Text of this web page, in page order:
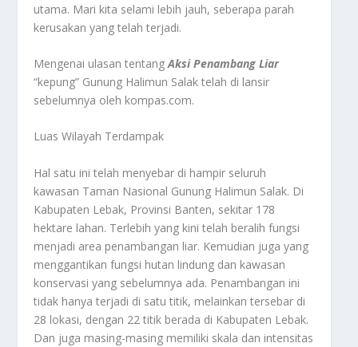
utama. Mari kita selami lebih jauh, seberapa parah
kerusakan yang telah terjadi.
Mengenai ulasan tentangAksi Penambang Liar
“kepung” Gunung Halimun Salak telah di lansir
sebelumnya oleh kompas.com.
Luas Wilayah Terdampak
Hal satu ini telah menyebar di hampir seluruh
kawasan Taman Nasional Gunung Halimun Salak. Di
Kabupaten Lebak, Provinsi Banten, sekitar 178
hektare lahan. Terlebih yang kini telah beralih fungsi
menjadi area penambangan liar. Kemudian juga yang
menggantikan fungsi hutan lindung dan kawasan
konservasi yang sebelumnya ada. Penambangan ini
tidak hanya terjadi di satu titik, melainkan tersebar di
28 lokasi, dengan 22 titik berada di Kabupaten Lebak.
Dan juga masing-masing memiliki skala dan intensitas